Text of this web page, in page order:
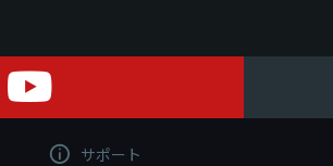
サポート